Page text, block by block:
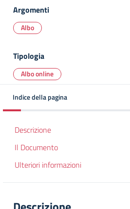
Argomenti
Albo
Tipologia
Albo online
Indice della pagina
Descrizione
Il Documento
Ulteriori informazioni